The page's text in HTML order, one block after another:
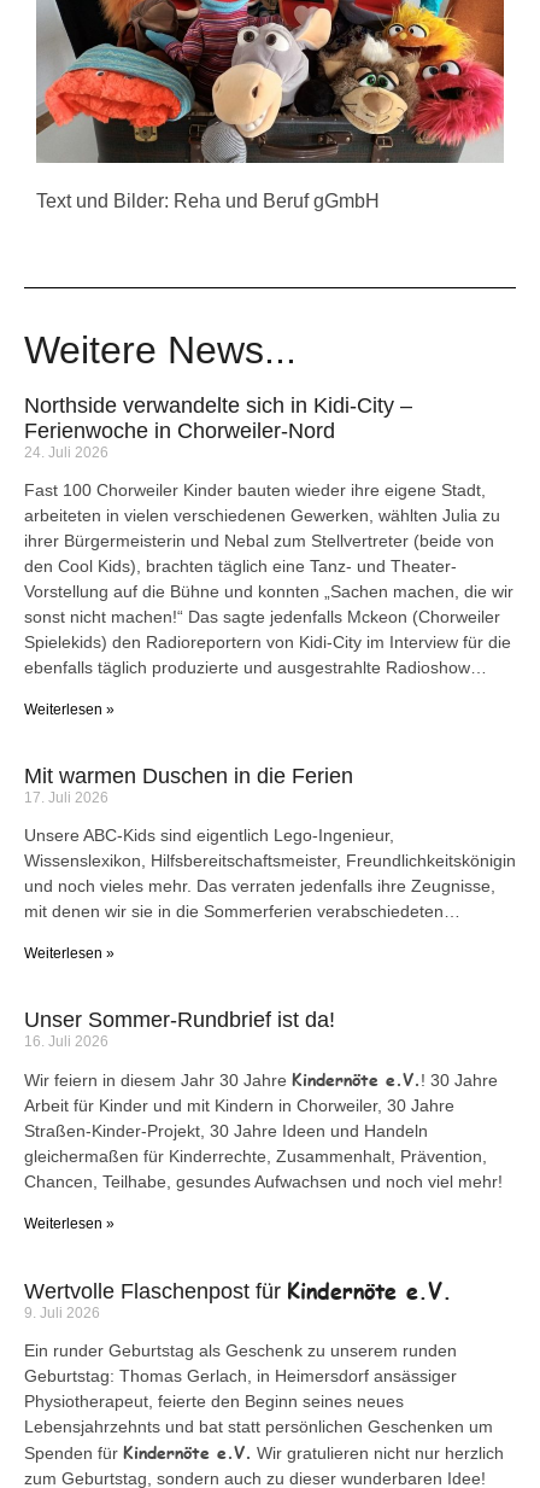
Text und Bilder: Reha und Beruf gGmbH
Weitere News...
Northside verwandelte sich in Kidi-City –
Ferienwoche in Chorweiler-Nord
24. Juli 2026
Fast 100 Chorweiler Kinder bauten wieder ihre eigene Stadt,
arbeiteten in vielen verschiedenen Gewerken, wählten Julia zu
ihrer Bürgermeisterin und Nebal zum Stellvertreter (beide von
den Cool Kids), brachten täglich eine Tanz- und Theater-
Vorstellung auf die Bühne und konnten „Sachen machen, die wir
sonst nicht machen!“ Das sagte jedenfalls Mckeon (Chorweiler
Spielekids) den Radioreportern von Kidi-City im Interview für die
ebenfalls täglich produzierte und ausgestrahlte Radioshow…
Weiterlesen »
Mit warmen Duschen in die Ferien
17. Juli 2026
Unsere ABC-Kids sind eigentlich Lego-Ingenieur,
Wissenslexikon, Hilfsbereitschaftsmeister, Freundlichkeitskönigin
und noch vieles mehr. Das verraten jedenfalls ihre Zeugnisse,
mit denen wir sie in die Sommerferien verabschiedeten…
Weiterlesen »
Unser Sommer-Rundbrief ist da!
16. Juli 2026
Wir feiern in diesem Jahr 30 Jahre Kindernöte e.V.! 30 Jahre
Arbeit für Kinder und mit Kindern in Chorweiler, 30 Jahre
Straßen-Kinder-Projekt, 30 Jahre Ideen und Handeln
gleichermaßen für Kinderrechte, Zusammenhalt, Prävention,
Chancen, Teilhabe, gesundes Aufwachsen und noch viel mehr!
Weiterlesen »
Wertvolle Flaschenpost für Kindernöte e.V.
9. Juli 2026
Ein runder Geburtstag als Geschenk zu unserem runden
Geburtstag: Thomas Gerlach, in Heimersdorf ansässiger
Physiotherapeut, feierte den Beginn seines neues
Lebensjahrzehnts und bat statt persönlichen Geschenken um
Spenden für Kindernöte e.V. Wir gratulieren nicht nur herzlich
zum Geburtstag, sondern auch zu dieser wunderbaren Idee!